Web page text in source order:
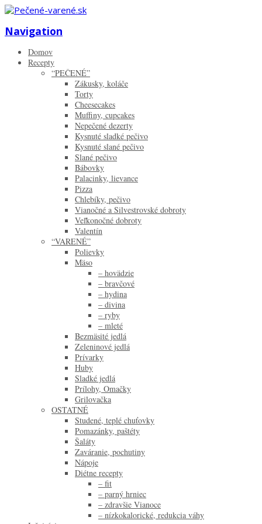
Navigation
Domov
Recepty
“PEČENÉ”
Zákusky, koláče
Torty
Cheesecakes
Muffiny, cupcakes
Nepečené dezerty
Kysnuté sladké pečivo
Kysnuté slané pečivo
Slané pečivo
Bábovky
Palacinky, lievance
Pizza
Chlebíky, pečivo
Vianočné a Silvestrovské dobroty
Veľkonočné dobroty
Valentín
“VARENÉ”
Polievky
Mäso
– hovädzie
– bravčové
– hydina
– divina
– ryby
– mleté
Bezmäsité jedlá
Zeleninové jedlá
Prívarky
Huby
Sladké jedlá
Prílohy, Omačky
Grilovačka
OSTATNÉ
Studené, teplé chuťovky
Pomazánky, paštéty
Šaláty
Zaváranie, pochutiny
Nápoje
Diétne recepty
– fit
– parný hrniec
– zdravšie Vianoce
– nízkokalorické, redukcia váhy